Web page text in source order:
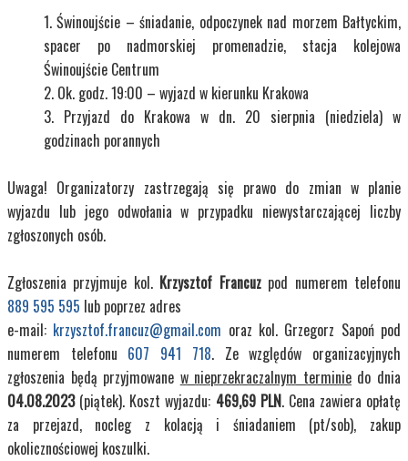
Świnoujście – śniadanie, odpoczynek nad morzem Bałtyckim,
spacer po nadmorskiej promenadzie, stacja kolejowa
Świnoujście Centrum
Ok. godz. 19:00 – wyjazd w kierunku Krakowa
Przyjazd do Krakowa w dn. 20 sierpnia (niedziela) w
godzinach porannych
Uwaga! Organizatorzy zastrzegają się prawo do zmian w planie
wyjazdu lub jego odwołania w przypadku niewystarczającej liczby
zgłoszonych osób.
Zgłoszenia przyjmuje kol. Krzysztof Francuzpod numerem telefonu
889 595 595 lub poprzez adres
e-mail: krzysztof.francuz@gmail.com oraz kol. Grzegorz Sapoń pod
numerem telefonu 607 941 718. Ze względów organizacyjnych
zgłoszenia będą przyjmowane w nieprzekraczalnym terminiedo dnia
04.08.2023 (piątek). Koszt wyjazdu: 469,69 PLN. Cena zawiera opłatę
za przejazd, nocleg z kolacją i śniadaniem (pt/sob), zakup
okolicznościowej koszulki.